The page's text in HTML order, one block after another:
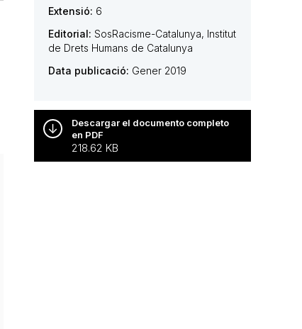
Extensió: 6
Editorial: SosRacisme-Catalunya, Institut
de Drets Humans de Catalunya
Data publicació: Gener 2019
Descargar el documento completo
en PDF
218.62 KB